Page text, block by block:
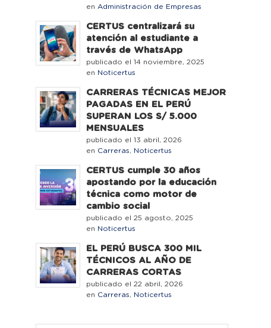
en Administración de Empresas
CERTUS centralizará su
atención al estudiante a
través de WhatsApp
publicado el 14 noviembre, 2025
en Noticertus
CARRERAS TÉCNICAS MEJOR
PAGADAS EN EL PERÚ
SUPERAN LOS S/ 5.000
MENSUALES
publicado el 13 abril, 2026
en Carreras, Noticertus
CERTUS cumple 30 años
apostando por la educación
técnica como motor de
cambio social
publicado el 25 agosto, 2025
en Noticertus
EL PERÚ BUSCA 300 MIL
TÉCNICOS AL AÑO DE
CARRERAS CORTAS
publicado el 22 abril, 2026
en Carreras, Noticertus